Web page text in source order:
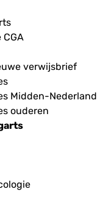
verwijsbrief
Midden-Nederland
ouderen